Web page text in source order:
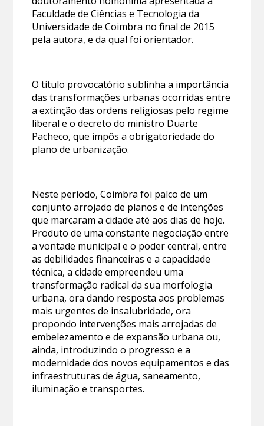
Faculdade de Ciências e Tecnologia da
Universidade de Coimbra no final de 2015
pela autora, e da qual foi orientador.
O título provocatório sublinha a importância
das transformações urbanas ocorridas entre
a extinção das ordens religiosas pelo regime
liberal e o decreto do ministro Duarte
Pacheco, que impôs a obrigatoriedade do
plano de urbanização.
Neste período, Coimbra foi palco de um
conjunto arrojado de planos e de intenções
que marcaram a cidade até aos dias de hoje.
Produto de uma constante negociação entre
a vontade municipal e o poder central, entre
as debilidades financeiras e a capacidade
técnica, a cidade empreendeu uma
transformação radical da sua morfologia
urbana, ora dando resposta aos problemas
mais urgentes de insalubridade, ora
propondo intervenções mais arrojadas de
embelezamento e de expansão urbana ou,
ainda, introduzindo o progresso e a
modernidade dos novos equipamentos e das
infraestruturas de água, saneamento,
iluminação e transportes.